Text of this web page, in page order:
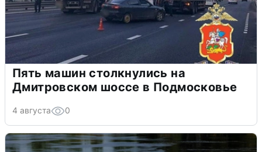
Пять машин столкнулись на
Дмитровском шоссе в Подмосковье
4 августа 0